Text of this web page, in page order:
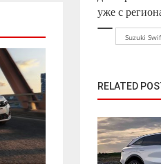
уже с
Suzuki
RELATED